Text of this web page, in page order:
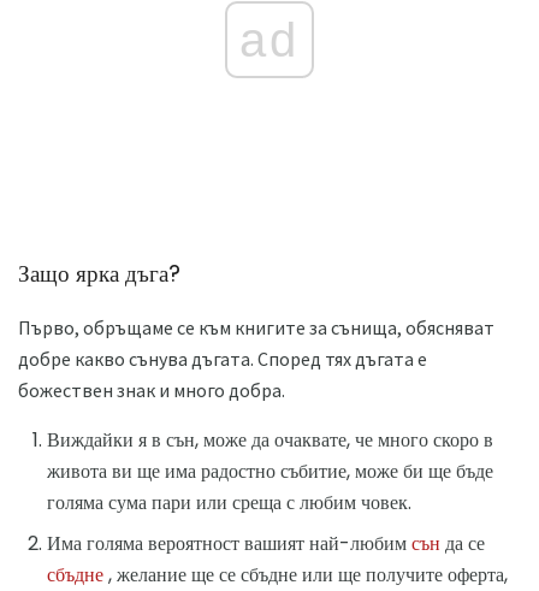
ad
Защо ярка дъга?
Първо, обръщаме се към книгите за сънища, обясняват
добре какво сънува дъгата. Според тях дъгата е
божествен знак и много добра.
Виждайки я в сън, може да очаквате, че много скоро в
живота ви ще има радостно събитие, може би ще бъде
голяма сума пари или среща с любим човек.
Има голяма вероятност вашият най-любимсън да се
сбъдне, желание ще се сбъдне или ще получите оферта,